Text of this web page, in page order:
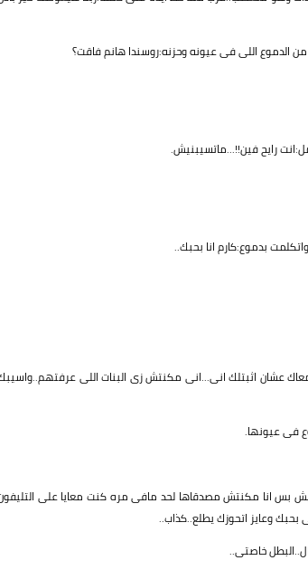
الدموع اللى فى عيونه وحزنه:روسندا هانم فاقت؟
رايح فين!!...ماتسيبنيش.
بدموع:كارم انا بحبك..
عشان اثبتلك انى...انى مكنتش زى البنات اللى
فى عيونها.
بس انا مكنتش مصدقاها لحد مافى مره كنت معايا على
وعايز اتحوزك يطلع..كذاب..
خاصتى..